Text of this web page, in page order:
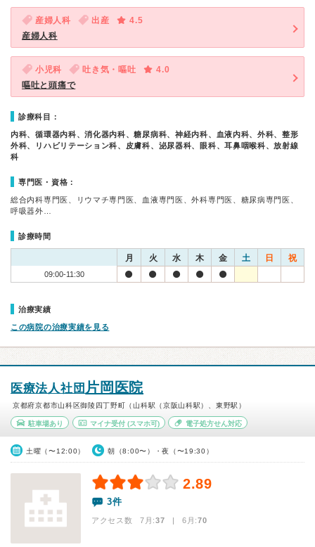
産婦人科 出産
4.5
産婦人科
小児科 吐き気・嘔吐
4.0
嘔吐と頭痛で
診療科目：
内科、循環器内科、消化器内科、糖尿病科、神経内科、血液内科、外科、整形
外科、リハビリテーション科、皮膚科、泌尿器科、眼科、耳鼻咽喉科、放射線
科
専門医・資格：
総合内科専門医、リウマチ専門医、血液専門医、外科専門医、糖尿病専門医、
呼吸器外…
診療時間
月 火 水 木 金 土 日 祝
09:00-11:30
治療実績
この病院の治療実績を見る
医療法人社団 片岡医院
京都府京都市山科区御陵四丁野町（山科駅（京阪山科駅）、東野駅）
駐車場あり マイナ受付(スマホ可) 電子処方せん対応
土曜（〜12:00） 朝（8:00〜）・夜（〜19:30）
2.89
3件
アクセス数 7月:37 | 6月:70